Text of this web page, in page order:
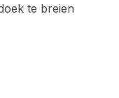
te breien